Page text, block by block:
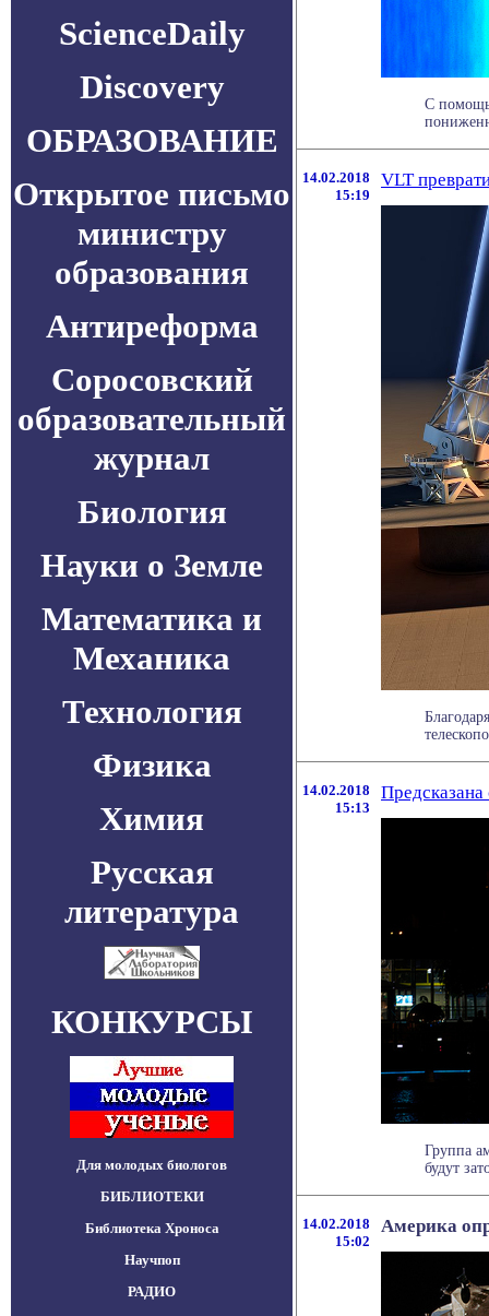
ScienceDaily
Discovery
ОБРАЗОВАНИЕ
Открытое письмо
министру
образования
Антиреформа
Соросовский
образовательный
журнал
Биология
Науки о Земле
Математика и
Механика
Технология
Физика
Химия
Русская
литература
КОНКУРСЫ
Для молодых биологов
БИБЛИОТЕКИ
Библиотека Хроноса
Научпоп
РАДИО
С
14.02.2018
15:19
VLT
14.02.2018
15:13
Предсказана
Группа
будут
14.02.2018
15:02
Америка